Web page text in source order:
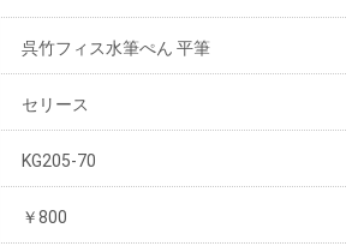
呉竹フィス水筆ぺん 平筆
セリース
KG205-70
￥800